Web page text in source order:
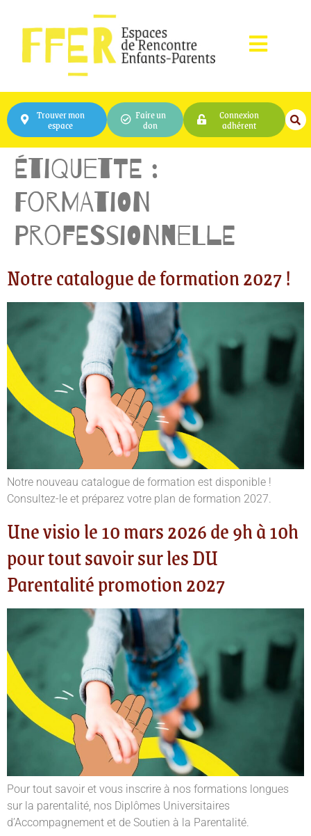
Trouver mon
espace
Faire un
don
Connexion
adhérent
Étiquette :
Formation
Professionnelle
Notre catalogue de formation 2027 !
Notre nouveau catalogue de formation est disponible !
Consultez-le et préparez votre plan de formation 2027.
Une visio le 10 mars 2026 de 9h à 10h
pour tout savoir sur les DU
Parentalité promotion 2027
Pour tout savoir et vous inscrire à nos formations longues
sur la parentalité, nos Diplômes Universitaires
d’Accompagnement et de Soutien à la Parentalité.